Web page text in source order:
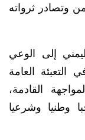
وتصادر ثرواته
إلى الوعي
التعبئة العامة
القادمة،
وطنيا وشرعيا